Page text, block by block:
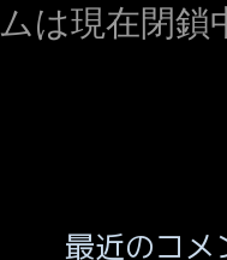
は現在閉鎖
最近のコメ